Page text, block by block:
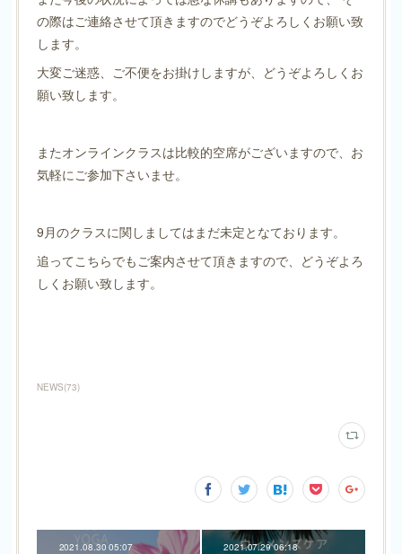
の際はご連絡させて頂きますのでどうぞよろしくお願い致
します。
大変ご迷惑、ご不便をお掛けしますが、どうぞよろしくお
願い致します。
またオンラインクラスは比較的空席がございますので、お
気軽にご参加下さいませ。
9月のクラスに関しましてはまだ未定となております。
追ってこちらでもご案内させて頂きますので、どうぞよろ
しくお願い致します。
NEWS(73)
2021.08.30 05:07 2021.07.29 06:18